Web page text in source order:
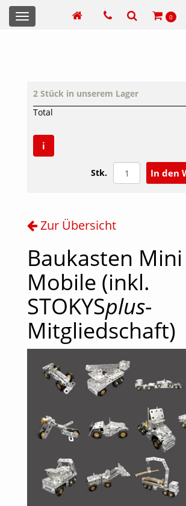
0
Toggle
navigation
2 Stück in unserem Lager
Total
Stk.
i
Zur Übersicht
Baukasten Mini
Mobile (inkl.
STOKYSplus-
Mitgliedschaft)